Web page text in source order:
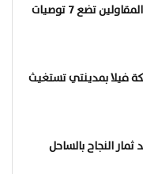
لجنة إدارة الأزمات باتحاد المقاولين تضع 7 توصيات
فيلا بمدينتي تستغيث
النجاح بالساحل